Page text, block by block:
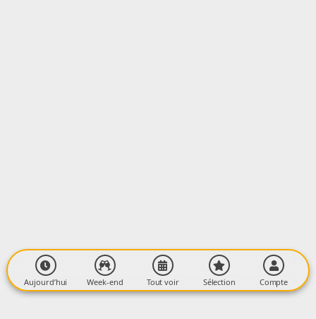
Aujourd’hui Week-end Tout voir Sélection Compte